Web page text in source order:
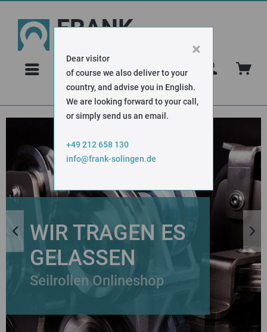
FAQ
WIR TRAGEN ES
GELASSEN
Seilrollen Onlineshop
×
Dear visitor
of course we also deliver to your
country, and advise you in English.
We are looking forward to your call,
or simply send us an email.
+49 212 658 130
info@frank-solingen.de